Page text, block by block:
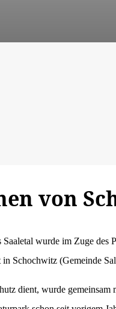
von
wurde im Zuge des
Schochwitz (Gemeinde
dient, wurde gemeinsam